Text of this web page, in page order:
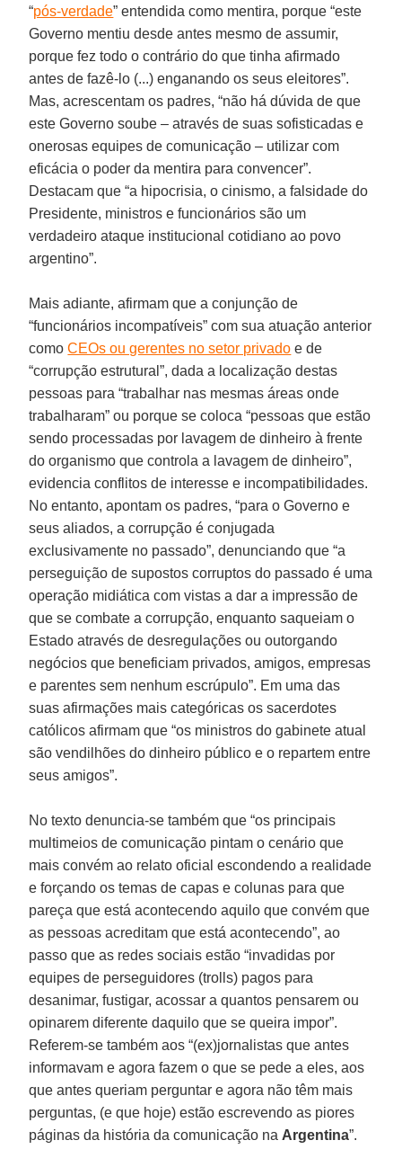
“pós-verdade” entendida como mentira, porque “este
Governo mentiu desde antes mesmo de assumir,
porque fez todo o contrário do que tinha afirmado
antes de fazê-lo (...) enganando os seus eleitores”.
Mas, acrescentam os padres, “não há dúvida de que
este Governo soube – através de suas sofisticadas e
onerosas equipes de comunicação – utilizar com
eficácia o poder da mentira para convencer”.
Destacam que “a hipocrisia, o cinismo, a falsidade do
Presidente, ministros e funcionários são um
verdadeiro ataque institucional cotidiano ao povo
argentino”.
Mais adiante, afirmam que a conjunção de
“funcionários incompatíveis” com sua atuação anterior
comoCEOs ou gerentes no setor privado e de
“corrupção estrutural”, dada a localização destas
pessoas para “trabalhar nas mesmas áreas onde
trabalharam” ou porque se coloca “pessoas que estão
sendo processadas por lavagem de dinheiro à frente
do organismo que controla a lavagem de dinheiro”,
evidencia conflitos de interesse e incompatibilidades.
No entanto, apontam os padres, “para o Governo e
seus aliados, a corrupção é conjugada
exclusivamente no passado”, denunciando que “a
perseguição de supostos corruptos do passado é uma
operação midiática com vistas a dar a impressão de
que se combate a corrupção, enquanto saqueiam o
Estado através de desregulações ou outorgando
negócios que beneficiam privados, amigos, empresas
e parentes sem nenhum escrúpulo”. Em uma das
suas afirmações mais categóricas os sacerdotes
católicos afirmam que “os ministros do gabinete atual
são vendilhões do dinheiro público e o repartem entre
seus amigos”.
No texto denuncia-se também que “os principais
multimeios de comunicação pintam o cenário que
mais convém ao relato oficial escondendo a realidade
e forçando os temas de capas e colunas para que
pareça que está acontecendo aquilo que convém que
as pessoas acreditam que está acontecendo”, ao
passo que as redes sociais estão “invadidas por
equipes de perseguidores (trolls) pagos para
desanimar, fustigar, acossar a quantos pensarem ou
opinarem diferente daquilo que se queira impor”.
Referem-se também aos “(ex)jornalistas que antes
informavam e agora fazem o que se pede a eles, aos
que antes queriam perguntar e agora não têm mais
perguntas, (e que hoje) estão escrevendo as piores
páginas da história da comunicação na Argentina”.